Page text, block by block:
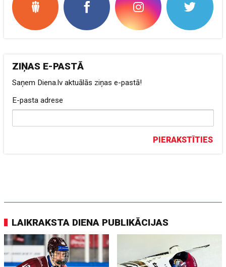
ZIŅAS E-PASTĀ
Saņem Diena.lv aktuālās ziņas e-pastā!
E-pasta adrese
PIERAKSTĪTIES
LAIKRAKSTA DIENA PUBLIKĀCIJAS